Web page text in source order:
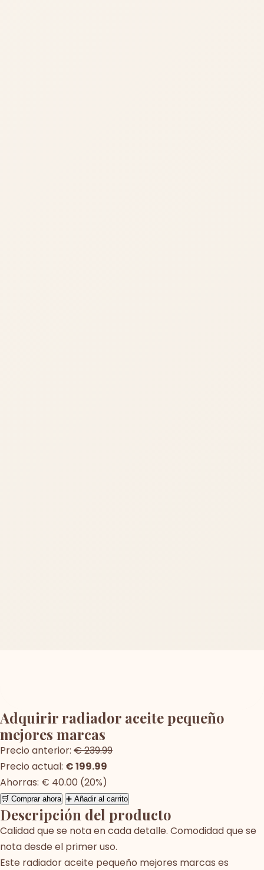
Adquirir radiador aceite pequeño
mejores marcas
Precio anterior: € 239.99
Precio actual: € 199.99
Ahorras: € 40.00 (20%)
🛒 Comprar ahora ➕ Añadir al carrito
Descripción del producto
Calidad que se nota en cada detalle. Comodidad que se
nota desde el primer uso.
Este radiador aceite pequeño mejores marcas es